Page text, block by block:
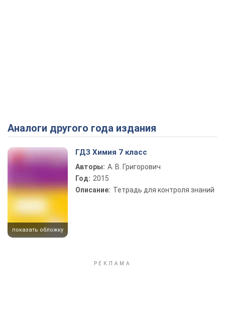
Play Video
Аналоги другого года издания
показать обложку
ГДЗ Химия 7 класс
Авторы: А. В. Григорович
Год: 2015
Описание: Тетрадь для контроля знаний